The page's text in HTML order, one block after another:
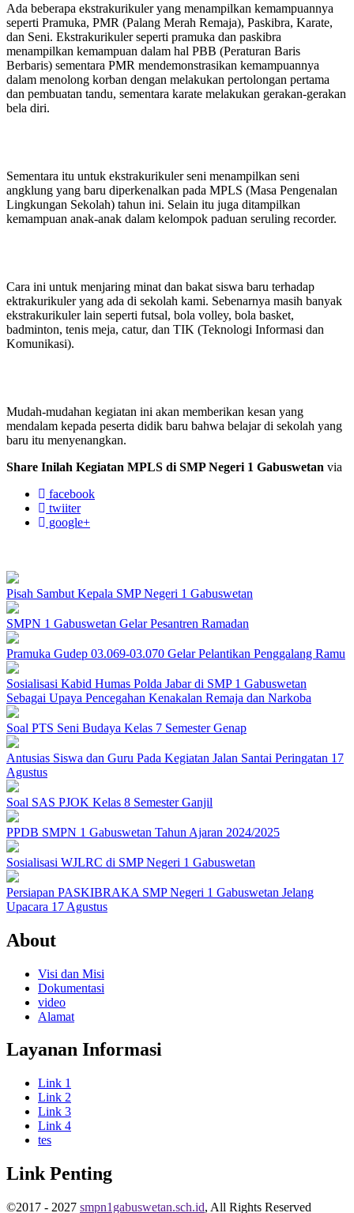
Ada beberapa ekstrakurikuler yang menampilkan kemampuannya
seperti Pramuka, PMR (Palang Merah Remaja), Paskibra, Karate,
dan Seni. Ekstrakurikuler seperti pramuka dan paskibra
menampilkan kemampuan dalam hal PBB (Peraturan Baris
Berbaris) sementara PMR mendemonstrasikan kemampuannya
dalam menolong korban dengan melakukan pertolongan pertama
dan pembuatan tandu, sementara karate melakukan gerakan-gerakan
bela diri.
Sementara itu untuk ekstrakurikuler seni menampilkan seni
angklung yang baru diperkenalkan pada MPLS (Masa Pengenalan
Lingkungan Sekolah) tahun ini. Selain itu juga ditampilkan
kemampuan anak-anak dalam kelompok paduan seruling recorder.
Cara ini untuk menjaring minat dan bakat siswa baru terhadap
ektrakurikuler yang ada di sekolah kami. Sebenarnya masih banyak
ekstrakurikuler lain seperti futsal, bola volley, bola basket,
badminton, tenis meja, catur, dan TIK (Teknologi Informasi dan
Komunikasi).
Mudah-mudahan kegiatan ini akan memberikan kesan yang
mendalam kepada peserta didik baru bahwa belajar di sekolah yang
baru itu menyenangkan.
Share Inilah Kegiatan MPLS di SMP Negeri 1 Gabuswetan via
facebook
twiiter
google+
Pisah Sambut Kepala SMP Negeri 1 Gabuswetan
SMPN 1 Gabuswetan Gelar Pesantren Ramadan
Pramuka Gudep 03.069-03.070 Gelar Pelantikan Penggalang Ramu
Sosialisasi Kabid Humas Polda Jabar di SMP 1 Gabuswetan
Sebagai Upaya Pencegahan Kenakalan Remaja dan Narkoba
Soal PTS Seni Budaya Kelas 7 Semester Genap
Antusias Siswa dan Guru Pada Kegiatan Jalan Santai Peringatan 17
Agustus
Soal SAS PJOK Kelas 8 Semester Ganjil
PPDB SMPN 1 Gabuswetan Tahun Ajaran 2024/2025
Sosialisasi WJLRC di SMP Negeri 1 Gabuswetan
Persiapan PASKIBRAKA SMP Negeri 1 Gabuswetan Jelang
Upacara 17 Agustus
About
Visi dan Misi
Dokumentasi
video
Alamat
Layanan Informasi
Link 1
Link 2
Link 3
Link 4
tes
Link Penting
©2017 - 2027 smpn1gabuswetan.sch.id, All Rights Reserved